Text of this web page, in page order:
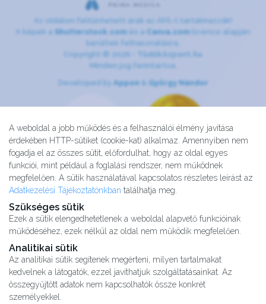
A weboldal a jobb működés és a felhasználói élmény javítása
érdekében HTTP-sütiket (cookie-kat) alkalmaz. Amennyiben nem
fogadja el az összes sütit, előfordulhat, hogy az oldal egyes
funkciói, mint például a foglalási rendszer, nem működnek
megfelelően. A sütik használatával kapcsolatos részletes leírást az
Adatkezelési Tájékoztatónkban találhatja meg.
Szükséges sütik
Ezek a sütik elengedhetetlenek a weboldal alapvető funkcióinak
működéséhez, ezek nélkül az oldal nem működik megfelelően.
Analitikai sütik
Az analitikai sütik segítenek megérteni, milyen tartalmakat
kedvelnek a látogatók, ezzel javíthatjuk szolgáltatásainkat. Az
összegyűjtött adatok nem kapcsolhatók össze konkrét
személyekkel.
Az oldalon feltüntetett árak az ÁFÁ-t tartalmazzák!
A képek a Shutterstock.com és a Canva.com licence alapján
kerültek felhasználásra.
Copyright © 2026 •
Tüdőközpont.hu
Minden jog fenntartva.
Developed by Appon& György Nándor
Kutatásaink
Partnereink